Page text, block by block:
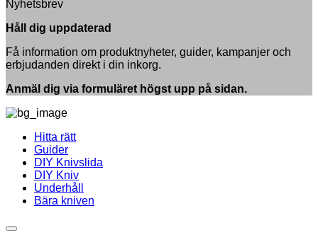
steg
av
Nyhetsbrev
Håll dig uppdaterad
Få information om produktnyheter, guider, kampanjer och
erbjudanden direkt i din inkorg.
Anmäl dig via formuläret högst upp på sidan.
Hitta rätt
Guider
DIY Knivslida
DIY Kniv
Underhåll
Bära kniven